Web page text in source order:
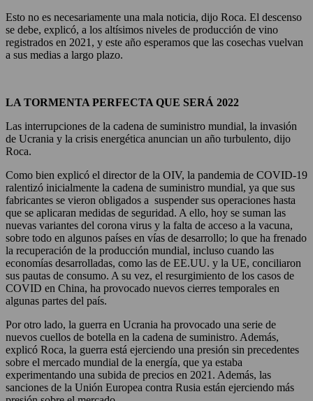
Esto no es necesariamente una mala noticia, dijo Roca. El descenso
se debe, explicó, a los altísimos niveles de producción de vino
registrados en 2021, y este año esperamos que las cosechas vuelvan
a sus medias a largo plazo.
LA TORMENTA PERFECTA QUE SERÁ 2022
Las interrupciones de la cadena de suministro mundial, la invasión
de Ucrania y la crisis energética anuncian un año turbulento, dijo
Roca.
Como bien explicó el director de la OIV, la pandemia de COVID-19
ralentizó inicialmente la cadena de suministro mundial, ya que sus
fabricantes se vieron obligados a suspender sus operaciones hasta
que se aplicaran medidas de seguridad. A ello, hoy se suman las
nuevas variantes del corona virus y la falta de acceso a la vacuna,
sobre todo en algunos países en vías de desarrollo; lo que ha frenado
la recuperación de la producción mundial, incluso cuando las
economías desarrolladas, como las de EE.UU. y la UE, conciliaron
sus pautas de consumo. A su vez, el resurgimiento de los casos de
COVID en China, ha provocado nuevos cierres temporales en
algunas partes del país.
Por otro lado, la guerra en Ucrania ha provocado una serie de
nuevos cuellos de botella en la cadena de suministro. Además,
explicó Roca, la guerra está ejerciendo una presión sin precedentes
sobre el mercado mundial de la energía, que ya estaba
experimentando una subida de precios en 2021. Además, las
sanciones de la Unión Europea contra Rusia están ejerciendo más